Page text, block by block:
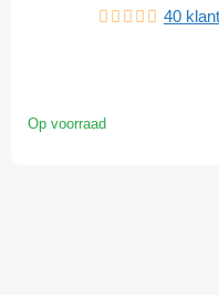
40
Op voorraad